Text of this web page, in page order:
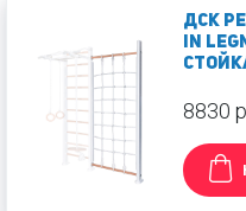
ДСК
in
8830